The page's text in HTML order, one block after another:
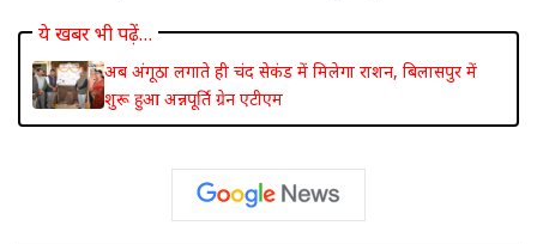
ये खबर भी पढ़ें…
अब अंगूठा लगाते ही चंद सेकंड में मिलेगा राशन, बिलासपुर में
शुरू हुआ अन्नपूर्ति ग्रेन एटीएम